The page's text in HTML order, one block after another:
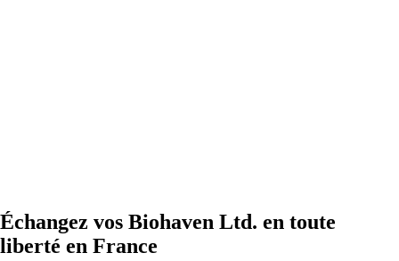
Échangez vos Biohaven Ltd. en toute
liberté en France